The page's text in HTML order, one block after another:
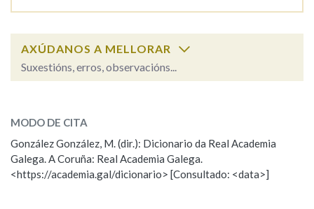
Nas definicións
Na fraseoloxía
AXÚDANOS A MELLORAR
Suxestións, erros, observacións...
ESCOLLE UNHA OPCIÓN:
Observación Hai un erro na palabra
Propoño mellorar a definición
MODO DE CITA
González González, M. (dir.): Dicionario da Real Academia
Galega. A Coruña: Real Academia Galega.
<https://academia.gal/dicionario> [Consultado: <data>]